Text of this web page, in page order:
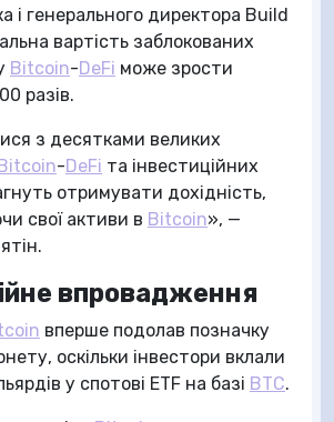
і генерального директора Build
вартість заблокованих
Bitcoin-DeFi може зрости
разів.
з десятками великих
-DeFi та інвестиційних
отримувати дохідність,
свої активи в Bitcoin», —
впровадження
вперше подолав позначку
оскільки інвестори вклали
у спотові ETF на базі BTC.